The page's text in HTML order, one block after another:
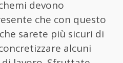
devono
che con questo
sarete più sicuri di
alcuni